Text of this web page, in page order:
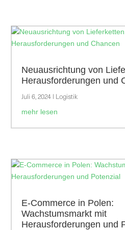
Neuausrichtung von
Herausforderungen und
Juli 6, 2024| Logistik
mehr lesen
E-Commerce in Polen:
Wachstumsmarkt mit
Herausforderungen und